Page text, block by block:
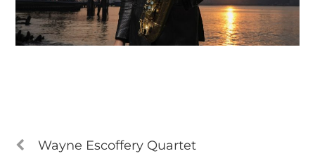
Wayne Escoffery Quartet